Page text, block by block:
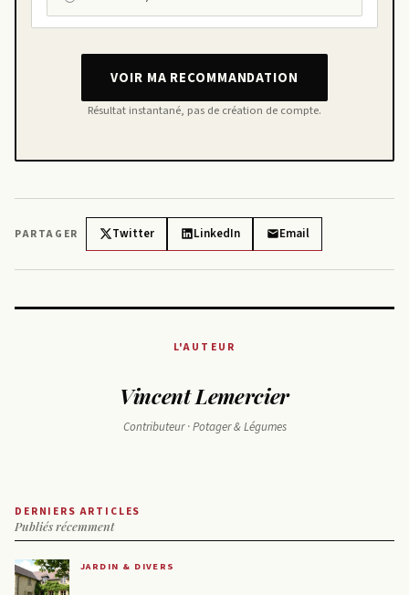
VOIR MA RECOMMANDATION
Résultat instantané, pas de création de compte.
PARTAGER Twitter LinkedIn Email
L'AUTEUR
Vincent Lemercier
Contributeur · Potager & Légumes
DERNIERS ARTICLES
Publiés récemment
JARDIN & DIVERS